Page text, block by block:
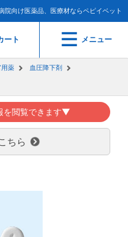
院向け医薬品、医療材ならペピイベット
ート メニュー
薬 血圧降下剤
を閲覧できます▼
ちら